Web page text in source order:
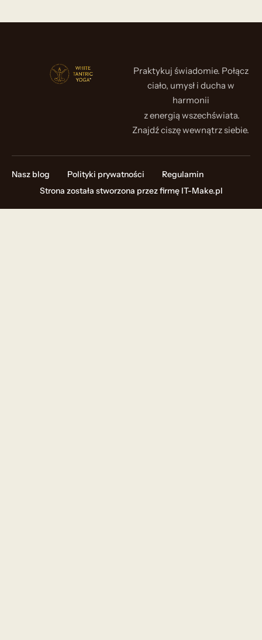
Praktykuj świadomie. Połącz
ciało, umysł i ducha w
harmonii
z energią wszechświata.
Znajdź ciszę wewnątrz siebie.
Strona została stworzona przez firmę IT-Make.pl
Nasz blog Polityki prywatności Regulamin